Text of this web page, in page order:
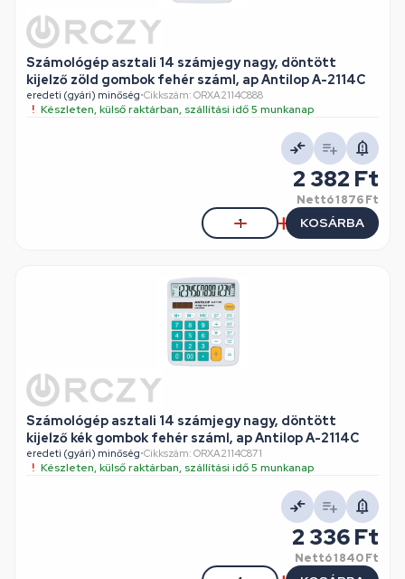
Számológép asztali 14 számjegy nagy, döntött
kijelző zöld gombok fehér száml, ap Antilop A-2114C
eredeti (gyári) minőség•Cikkszám: ORXA2114C888
Készleten, külső raktárban, szállítási idő 5 munkanap
2 382 Ft
Nettó1 876 Ft
KOSÁRBA
Számológép asztali 14 számjegy nagy, döntött
kijelző kék gombok fehér száml, ap Antilop A-2114C
eredeti (gyári) minőség•Cikkszám: ORXA2114C871
Készleten, külső raktárban, szállítási idő 5 munkanap
2 336 Ft
Nettó1 840 Ft